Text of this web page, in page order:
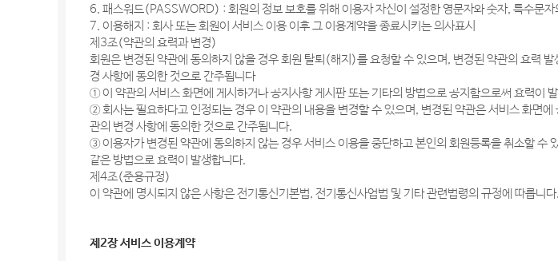
6. 패스워드(PASSWORD) : 회원의 정보 보호를 위해 이용자 자신이 설정한 영문자와 숫자, 특수문자
7. 이용해지 : 회사 또는 회원이 서비스 이용 이후 그 이용계약을 종료시키는 의사표시
제3조(약관의 효력과 변경)
회원은 변경된 약관에 동의하지 않을 경우 회원 탈퇴(해지)를 요청할 수 있으며, 변경된 약관의 효력
경 사항에 동의한 것으로 간주됩니다
① 이 약관의 서비스 화면에 게시하거나 공지사항 게시판 또는 기타의 방법으로 공지함으로써 효력이
② 회사는 필요하다고 인정되는 경우 이 약관의 내용을 변경할 수 있으며, 변경된 약관은 서비스 화면
관의 변경 사항에 동의한 것으로 간주됩니다.
③ 이용자가 변경된 약관에 동의하지 않는 경우 서비스 이용을 중단하고 본인의 회원등록을 취소할
같은 방법으로 효력이 발생합니다.
제4조(준용규정)
이 약관에 명시되지 않은 사항은 전기통신기본법, 전기통신사업법 및 기타 관련법령의 규정에 따릅니다.
제2장 서비스 이용계약